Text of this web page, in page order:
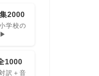
2000
学校の
1000
訳＋音